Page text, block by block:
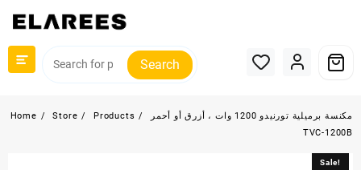
Search
Home Store Products
مكنسة برميلية تورنيدو 1200 وات ، أزرق أو أحمر
TVC-1200B
Sale!
Sale!